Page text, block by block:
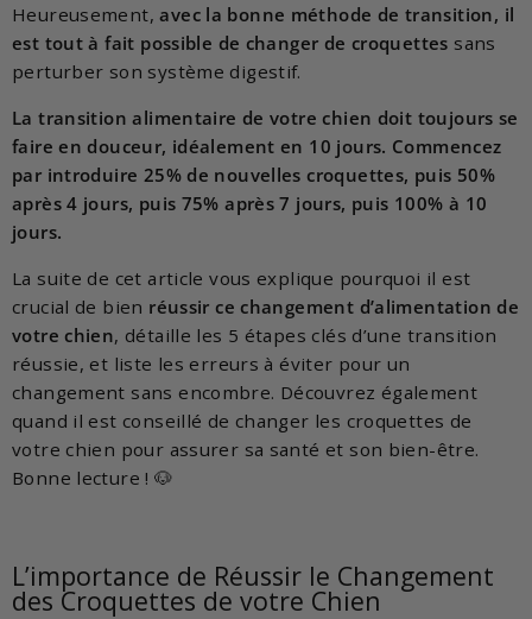
Heureusement,avec la bonne méthode de transition, il
est tout à fait possible de changer de croquettes sans
perturber son système digestif.
La transition alimentaire de votre chien doit toujours se
faire en douceur, idéalement en 10 jours. Commencez
par introduire 25% de nouvelles croquettes, puis 50%
après 4 jours, puis 75% après 7 jours, puis 100% à 10
jours.
La suite de cet article vous explique pourquoi il est
crucial de bien réussir ce changement d’alimentation de
votre chien, détaille les 5 étapes clés d’une transition
réussie, et liste les erreurs à éviter pour un
changement sans encombre. Découvrez également
quand il est conseillé de changer les croquettes de
votre chien pour assurer sa santé et son bien-être.
Bonne lecture ! 🐶
L’importance de Réussir le Changement
des Croquettes de votre Chien